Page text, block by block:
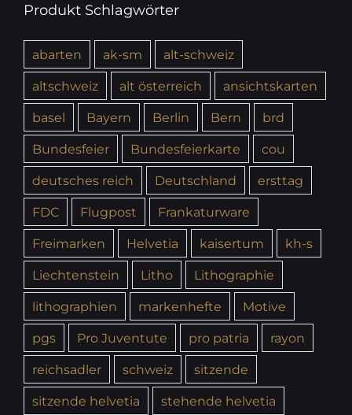
Produkt Schlagwörter
abarten ak-sm
alt-schweiz
altschweiz
alt österreich
ansichtskarten
basel
Bayern Berlin Bern
brd
Bundesfeier
Bundesfeierkarte
cou
deutsches reich
Deutschland
ersttag
FDC
Flugpost
Frankaturware
Freimarken
Helvetia kaisertum
kh-s
Liechtenstein
Litho
Lithographie
lithographien
markenhefte
Motive
pgs
Pro Juventute pro patria
rayon
reichsadler
schweiz
sitzende
sitzende helvetia
stehende helvetia